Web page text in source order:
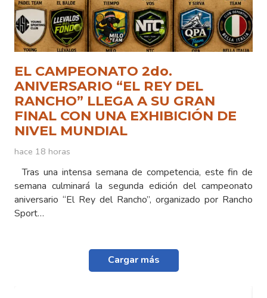
EL CAMPEONATO 2do.
ANIVERSARIO “EL REY DEL
RANCHO” LLEGA A SU GRAN
FINAL CON UNA EXHIBICIÓN DE
NIVEL MUNDIAL
hace 18 horas
Tras una intensa semana de competencia, este fin de
semana culminará la segunda edición del campeonato
aniversario “El Rey del Rancho”, organizado por Rancho
Sport…
Cargar más